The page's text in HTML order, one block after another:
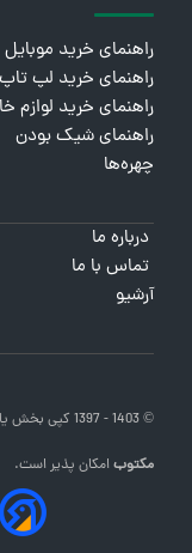
راهنمای خرید موبایل
راهنمای خرید لپ تاپ
راهنمای خرید لوازم
راهنمای شیک بودن
چهره‌ها
درباره ما
تماس با ما
آرشیو
© 1403 - 1397 کپی بخش یا کل هر کدام از مطالب
مکتوبامکان پذیر است.